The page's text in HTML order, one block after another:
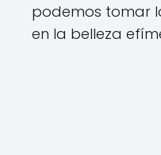
podemos tomar
en la belleza